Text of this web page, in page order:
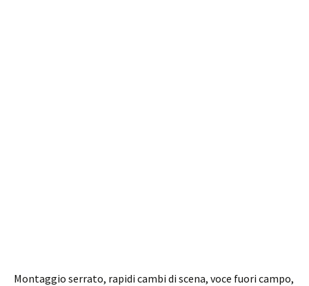
Montaggio serrato, rapidi cambi di scena, voce fuori campo,